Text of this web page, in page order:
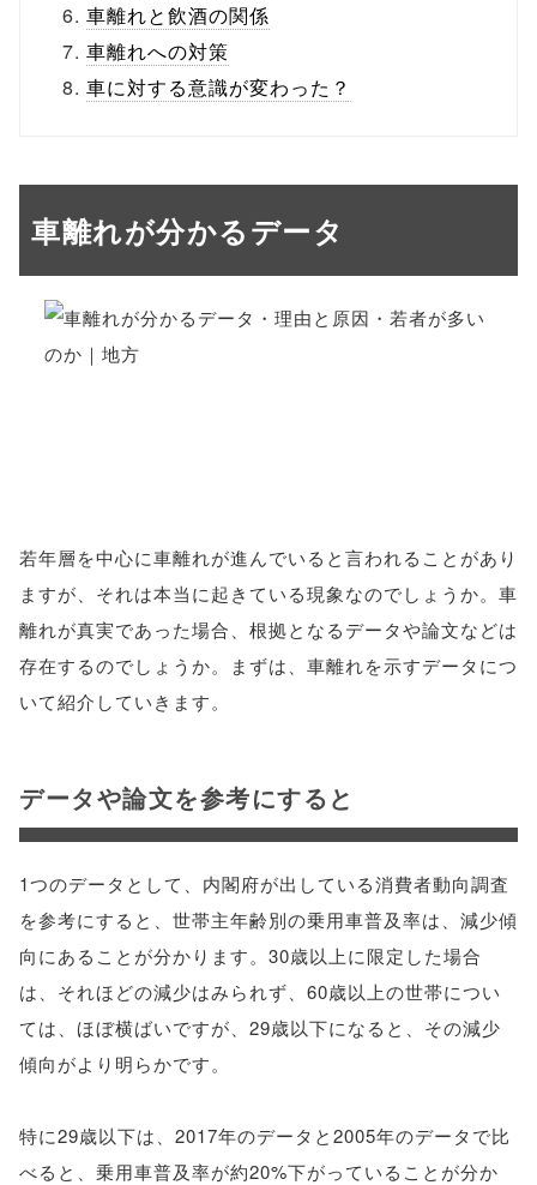
車離れと飲酒の関係
車離れへの対策
車に対する意識が変わった？
車離れが分かるデータ
若年層を中心に車離れが進んでいると言われることがあり
ますが、それは本当に起きている現象なのでしょうか。車
離れが真実であった場合、根拠となるデータや論文などは
存在するのでしょうか。まずは、車離れを示すデータにつ
いて紹介していきます。
データや論文を参考にすると
1つのデータとして、内閣府が出している消費者動向調査
を参考にすると、世帯主年齢別の乗用車普及率は、減少傾
向にあることが分かります。30歳以上に限定した場合
は、それほどの減少はみられず、60歳以上の世帯につい
ては、ほぼ横ばいですが、29歳以下になると、その減少
傾向がより明らかです。
特に29歳以下は、2017年のデータと2005年のデータで比
べると、乗用車普及率が約20%下がっていることが分か